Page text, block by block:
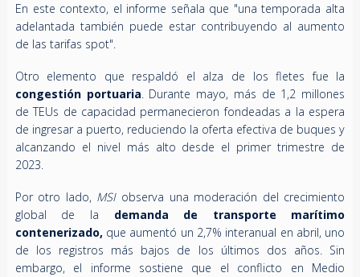
En este contexto, el informe señala que "una temporada alta
adelantada también puede estar contribuyendo al aumento
de las tarifas spot".
Otro elemento que respaldó el alza de los fletes fue la
congestión portuaria. Durante mayo, más de 1,2 millones
de TEUs de capacidad permanecieron fondeadas a la espera
de ingresar a puerto, reduciendo la oferta efectiva de buques y
alcanzando el nivel más alto desde el primer trimestre de
2023.
Por otro lado, MSIobserva una moderación del crecimiento
global de la demanda de transporte marítimo
contenerizado,que aumentó un 2,7% interanual en abril, uno
de los registros más bajos de los últimos dos años. Sin
embargo, el informe sostiene que el conflicto en Medio